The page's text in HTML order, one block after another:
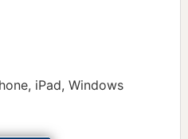
iPad, Windows